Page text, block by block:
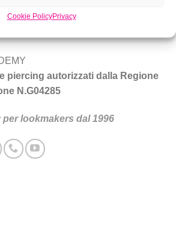
Cookie PolicyPrivacy
ottenere un trucco da star.
piercing autorizzati dalla Regione
N.G04285
lookmakers dal 1996